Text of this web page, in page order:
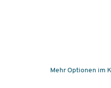
Mehr Optionen im